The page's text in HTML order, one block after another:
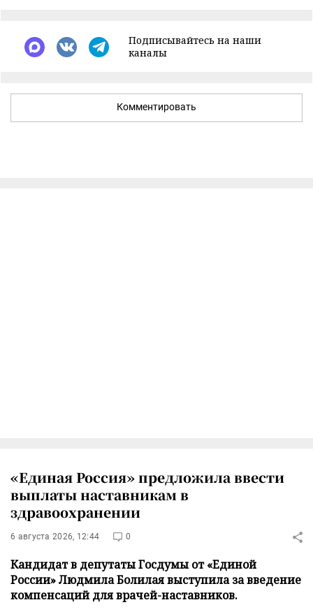
Подписывайтесь на наши
каналы
Комментировать
«Единая Россия» предложила ввести
выплаты наставникам в
здравоохранении
6 августа 2026, 12:44 0
Кандидат в депутаты Госдумы от «Единой
России» Людмила Болилая выступила за введение
компенсаций для врачей-наставников.